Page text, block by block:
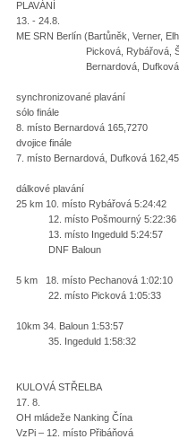
PLAVÁNÍ
13. - 24.8.
ME SRN Berlín (Bartůněk, Verner,
Picková, Rybářová,
Bernardová, Dufková,
synchronizované plavání
sólo finále
8. místo Bernardová 165,7270
dvojice finále
7. místo Bernardová, Dufková
dálkové plavání
25 km 10. místo Rybářová 5:24:42
12. místo Pošmourný 5:22:36
13. místo Ingeduld 5:24:57
DNF Baloun
5 km 18. místo Pechanová 1:02:10
22. místo Picková 1:05:33
10km 34. Baloun 1:53:57
35. Ingeduld 1:58:32
KULOVÁ STŘELBA
17. 8.
OH mládeže Nanking Čína
VzPi – 12. místo Přibáňová